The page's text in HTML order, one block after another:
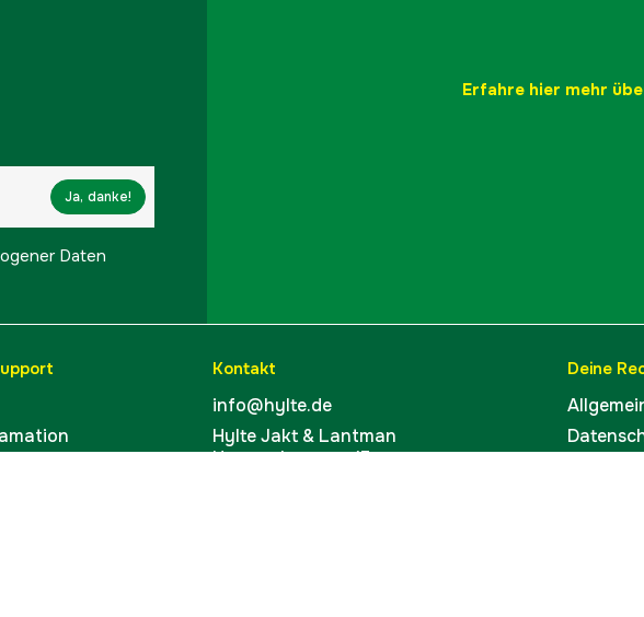
Ja, danke!
Daten
Erfahre hier mehr
Kontakt
info@hylte.de
Hylte Jakt & Lantman
Hantverksgatan 15
Deine